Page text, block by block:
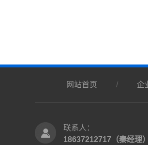
网站首页 / 企
联系人：
18637212717（秦经理）